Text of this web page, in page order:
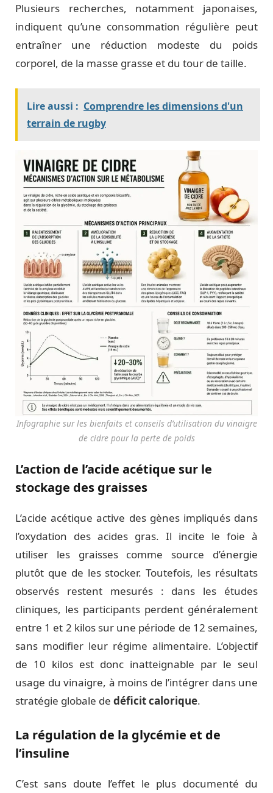
Plusieurs recherches, notamment japonaises,
indiquent qu’une consommation régulière peut
entraîner une réduction modeste du poids
corporel, de la masse grasse et du tour de taille.
Lire aussi : Comprendre les dimensions d'un
terrain de rugby
Infographie sur les bienfaits et conseils d’utilisation du vinaigre
de cidre pour la perte de poids
L’action de l’acide acétique sur le
stockage des graisses
L’acide acétique active des gènes impliqués dans
l’oxydation des acides gras. Il incite le foie à
utiliser les graisses comme source d’énergie
plutôt que de les stocker. Toutefois, les résultats
observés restent mesurés : dans les études
cliniques, les participants perdent généralement
entre 1 et 2 kilos sur une période de 12 semaines,
sans modifier leur régime alimentaire. L’objectif
de 10 kilos est donc inatteignable par le seul
usage du vinaigre, à moins de l’intégrer dans une
stratégie globale de déficit calorique.
La régulation de la glycémie et de
l’insuline
C’est sans doute l’effet le plus documenté du